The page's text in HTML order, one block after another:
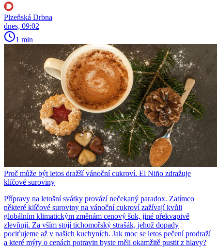
Plzeňská Drbna
dnes, 09:02
1 min
Proč může být letos dražší vánoční cukroví. El Niño zdražuje
klíčové suroviny
Přípravy na letošní svátky provází nečekaný paradox. Zatímco
některé klíčové suroviny na vánoční cukroví zažívají kvůli
globálním klimatickým změnám cenový šok, jiné překvapivě
zlevňují. Za vším stojí tichomořský strašák, jehož dopady
pociťujeme až v našich kuchyních. Jak moc se letos pečení prodraží
a které mýty o cenách potravin byste měli okamžitě pustit z hlavy?